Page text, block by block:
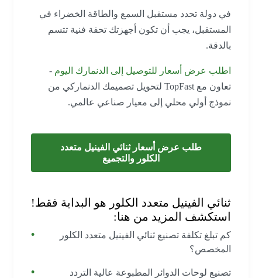
في دولة تحدد مستقبل السمع والطاقة الخضراء في
المستقبل، يجب أن تكون أجهزتك تحفة فنية تتسم
بالدقة.
اطلب عرض أسعار للتوصيل إلى الدنمارك اليوم -
تعاون مع TopFast لتحويل تصميمك الدنماركي من
نموذج أولي محلي إلى معيار صناعي عالمي.
طلب عرض أسعار ثنائي الفينيل متعدد
الكلور والتجميع
ثنائي الفينيل متعدد الكلور هو البداية فقط!
استكشف المزيد من هنا:
كم تبلغ تكلفة تصنيع ثنائي الفينيل متعدد الكلور
المخصص؟
تصنيع لوحات الدوائر المطبوعة عالية التردد